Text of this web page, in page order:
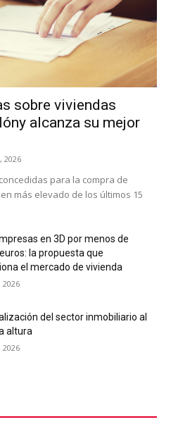
sobre viviendas
alcanza su mejor
2026
para la compra de
más elevado de los últimos 15
en 3D por menos de
la propuesta que
el mercado de vivienda
2026
del sector inmobiliario al
altura
2026